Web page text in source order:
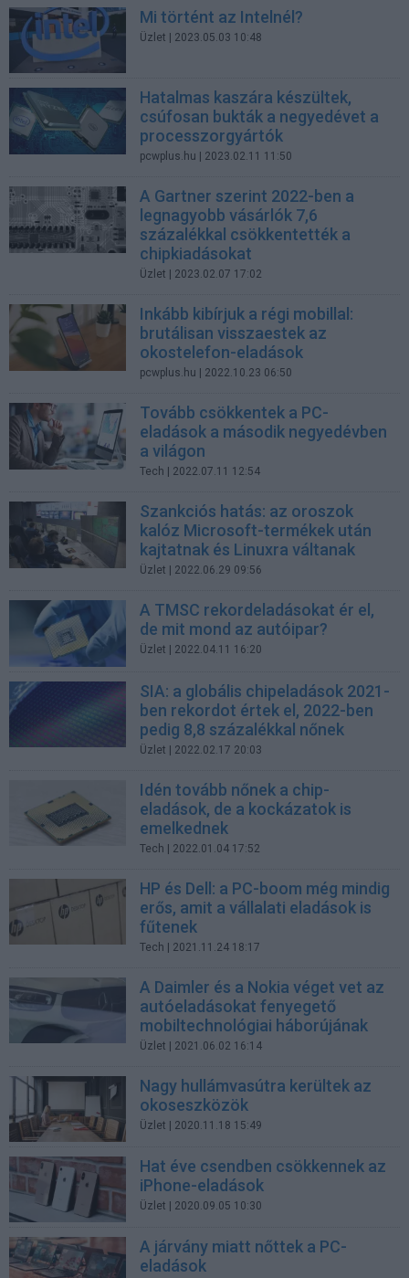
Mi történt az Intelnél?
Üzlet | 2023.05.03 10:48
Hatalmas kaszára készültek,
csúfosan bukták a negyedévet a
processzorgyártók
pcwplus.hu | 2023.02.11 11:50
A Gartner szerint 2022-ben a
legnagyobb vásárlók 7,6
százalékkal csökkentették a
chipkiadásokat
Üzlet | 2023.02.07 17:02
Inkább kibírjuk a régi mobillal:
brutálisan visszaestek az
okostelefon-eladások
pcwplus.hu | 2022.10.23 06:50
Tovább csökkentek a PC-
eladások a második negyedévben
a világon
Tech | 2022.07.11 12:54
Szankciós hatás: az oroszok
kalóz Microsoft-termékek után
kajtatnak és Linuxra váltanak
Üzlet | 2022.06.29 09:56
A TMSC rekordeladásokat ér el,
de mit mond az autóipar?
Üzlet | 2022.04.11 16:20
SIA: a globális chipeladások 2021-
ben rekordot értek el, 2022-ben
pedig 8,8 százalékkal nőnek
Üzlet | 2022.02.17 20:03
Idén tovább nőnek a chip-
eladások, de a kockázatok is
emelkednek
Tech | 2022.01.04 17:52
HP és Dell: a PC-boom még mindig
erős, amit a vállalati eladások is
fűtenek
Tech | 2021.11.24 18:17
A Daimler és a Nokia véget vet az
autóeladásokat fenyegető
mobiltechnológiai háborújának
Üzlet | 2021.06.02 16:14
Nagy hullámvasútra kerültek az
okoseszközök
Üzlet | 2020.11.18 15:49
Hat éve csendben csökkennek az
iPhone-eladások
Üzlet | 2020.09.05 10:30
A járvány miatt nőttek a PC-
eladások